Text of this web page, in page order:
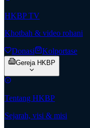
HKBP TV
Khotbah & video rohani
Donasi Kolportase
Gereja HKBP
Tentang HKBP
Sejarah, visi & misi